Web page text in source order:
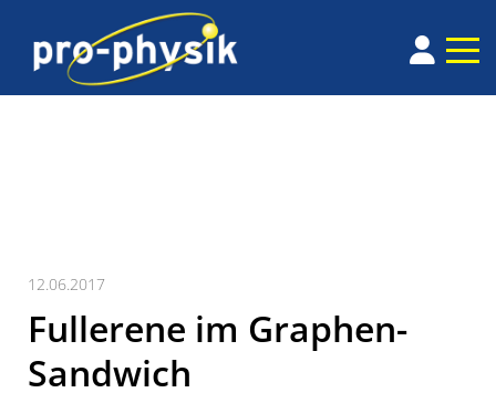
12.06.2017
Fullerene im Graphen-
Sandwich